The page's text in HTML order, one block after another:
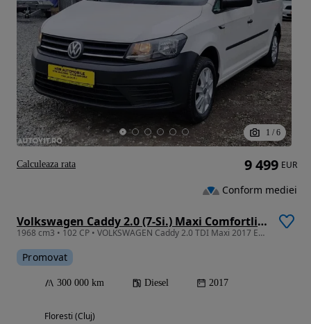
1 / 6
Volkswagen Caddy 2.0 (7-Si.) Maxi Comfortline
1968 cm3 • 102 CP • VOLKSWAGEN Caddy 2.0 TDI Maxi 2017 Euro 6 7 Locuri Garantie/Rate
Promovat
300 000 km Diesel 2017
Floresti (Cluj)
9 499 EUR
Conform mediei
Calculeaza rata